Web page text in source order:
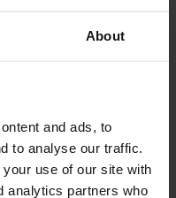
About
and ads, to
to analyse our traffic.
use of our site with
analytics partners who